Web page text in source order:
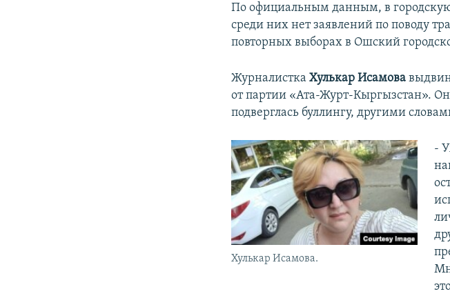
По официальным данным, в
среди них нет заявлений по поводу
повторных выборах в Ошский
ЖурналисткаХулькар Исамова
от партии «Ата-Журт-Кыргызстан».
подверглась буллингу, другими
Хулькар Исамова.
-